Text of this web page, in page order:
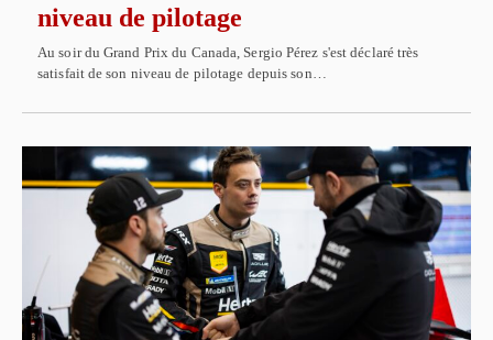
niveau de pilotage
Au soir du Grand Prix du Canada, Sergio Pérez s'est déclaré très
satisfait de son niveau de pilotage depuis son…